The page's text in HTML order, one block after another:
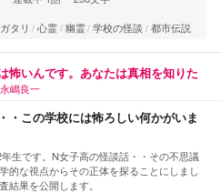
タリ 心霊 幽霊 学校の怪談 都市伝説
怖いんです。あなたは真相を知りた
永嶋良一
・この学校には怖ろしい何かがいま
生です。N女子高の怪談話・・その不思議
的な視点からその正体を探ることにしまし
結果を公開します。